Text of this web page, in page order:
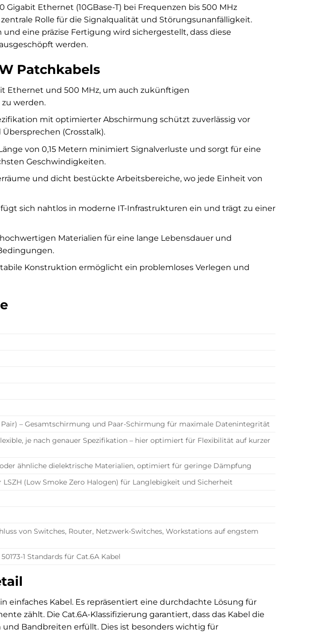
Ethernet (10GBase-T) bei Frequenzen bis 500 MHz
Rolle für die Signalqualität und Störungsunanfälligkeit.
eine präzise Fertigung wird sichergestellt, dass diese
werden.
Patchkabels
Ethernet und 500 MHz, um auch zukünftigen
werden.
mit optimierter Abschirmung schützt zuverlässig vor
(Crosstalk).
von 0,15 Metern minimiert Signalverluste und sorgt für eine
Geschwindigkeiten.
und dicht bestückte Arbeitsbereiche, wo jede Einheit von
sich nahtlos in moderne IT-Infrastrukturen ein und trägt zu einer
Materialien für eine lange Lebensdauer und
Konstruktion ermöglicht ein problemloses Verlegen und
Pair) – Gesamtschirmung und Paar-Schirmung für maximale Datenintegrität
je nach genauer Spezifikation – hier optimiert für Flexibilität auf kurzer
ähnliche dielektrische Materialien, optimiert für geringe Dämpfung
LSZH (Low Smoke Zero Halogen) für Langlebigkeit und Sicherheit
von Switches, Router, Netzwerk-Switches, Workstations auf engstem
1 Standards für Cat.6A Kabel
einfaches Kabel. Es repräsentiert eine durchdachte Lösung für
zählt. Die Cat.6A-Klassifizierung garantiert, dass das Kabel die
Bandbreiten erfüllt. Dies ist besonders wichtig für